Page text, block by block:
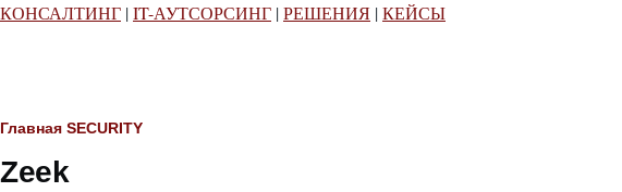
КОНСАЛТИНГ |IT-АУТСОРСИНГ |РЕШЕНИЯ |КЕЙСЫ
Строка
навигации
Главная SECURITY
Zeek